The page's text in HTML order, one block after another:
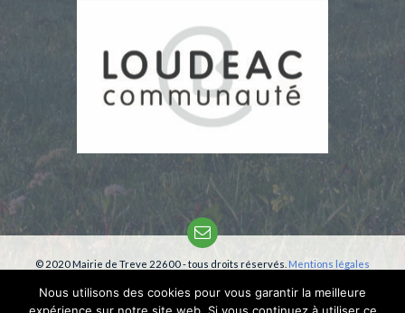
Email
© 2020 Mairie de Treve 22600 - tous droits réservés. Mentions légales
Nous utilisons des cookies pour vous garantir la meilleure